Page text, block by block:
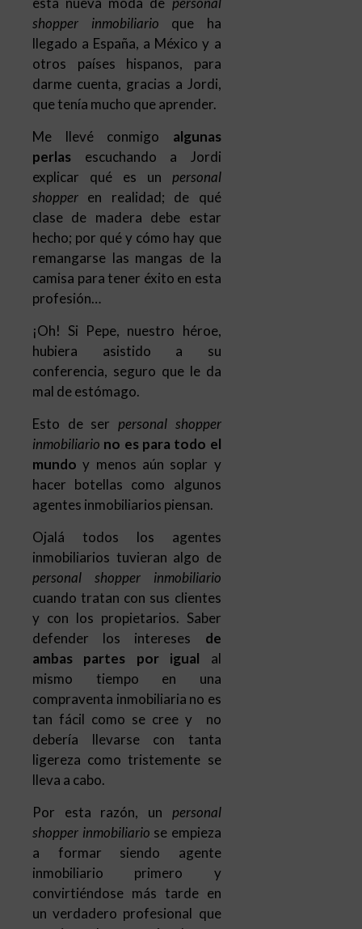
que tenía mucho que aprender.
Me llevé conmigoalgunas
perlas
escuchando a Jordi
explicar qué es un personal
shopperen realidad; de qué
hecho; por qué y cómo hay que
remangarse las mangas de la
camisa para tener éxito en esta
profesión…
¡Oh! Si Pepe, nuestro héroe,
hubiera asistido a su
conferencia, seguro que le da
mal de estómago.
Esto de ser personal shopper
inmobiliario
no es para todo el
mundoy menos aún soplar y
hacer botellas como algunos
Ojalá todos los agentes
inmobiliarios tuvieran algo de
personal shopper inmobiliario
cuando tratan con sus clientes
defender los interesesde
ambas partes por igual al
mismo tiempo en una
compraventa inmobiliaria no es
tan fácil como se cree y no
debería llevarse con tanta
ligereza como tristemente se
lleva a cabo.
Por esta razón, unpersonal
shopper inmobiliario
se empieza
a formar siendo agente
inmobiliario primero y
un verdadero profesional que
consigue la mayoría de sus
propiedades y clientes a través
de los propietarios y clientes a
los que haconocido y
ayudado.